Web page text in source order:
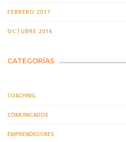
FEBRERO 2017
OCTUBRE 2016
CATEGORÍAS
COACHING
COMUNICADOS
EMPRENDEDORES